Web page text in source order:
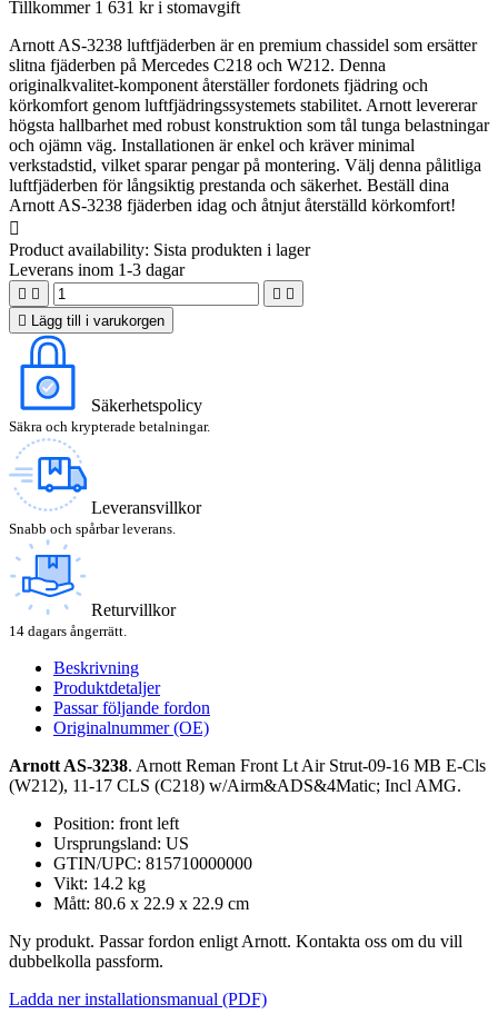
Tillkommer 1 631 kr i stomavgift
Arnott AS-3238 luftfjäderben är en premium chassidel som ersätter
slitna fjäderben på Mercedes C218 och W212. Denna
originalkvalitet-komponent återställer fordonets fjädring och
körkomfort genom luftfjädringssystemets stabilitet. Arnott levererar
högsta hallbarhet med robust konstruktion som tål tunga belastningar
och ojämn väg. Installationen är enkel och kräver minimal
verkstadstid, vilket sparar pengar på montering. Välj denna pålitliga
luftfjäderben för långsiktig prestanda och säkerhet. Beställ dina
Arnott AS-3238 fjäderben idag och åtnjut återställd körkomfort!

Product availability: Sista produkten i lager
Leverans inom 1-3 dagar
   

Lägg till i varukorgen
Säkerhetspolicy
Säkra och krypterade betalningar.
Leveransvillkor
Snabb och spårbar leverans.
Returvillkor
14 dagars ångerrätt.
Beskrivning
Produktdetaljer
Passar följande fordon
Originalnummer (OE)
Arnott AS-3238. Arnott Reman Front Lt Air Strut-09-16 MB E-Cls
(W212), 11-17 CLS (C218) w/Airm&ADS&4Matic; Incl AMG.
Position: front left
Ursprungsland: US
GTIN/UPC: 815710000000
Vikt: 14.2 kg
Mått: 80.6 x 22.9 x 22.9 cm
Ny produkt. Passar fordon enligt Arnott. Kontakta oss om du vill
dubbelkolla passform.
Ladda ner installationsmanual (PDF)